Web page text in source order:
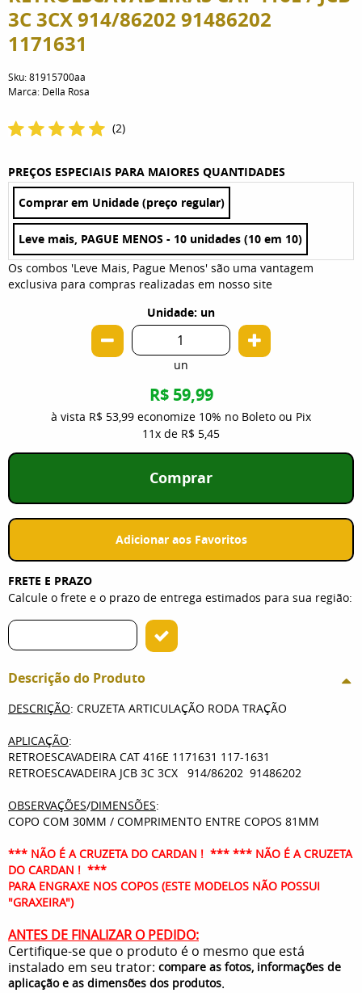
3C 3CX 914/86202 91486202
1171631
Sku:81915700aa
Marca: Della Rosa
(2)
PREÇOS ESPECIAIS PARA MAIORES QUANTIDADES
Comprar em Unidade (preço regular)
Leve mais, PAGUE MENOS - 10 unidades (10 em 10)
Os combos 'Leve Mais, Pague Menos' são uma vantagem
exclusiva para compras realizadas em nosso site
Unidade: un
un
R$ 59,99
à vista R$ 53,99 economize 10% no Boleto ou Pix
11x de R$ 5,45
Comprar
Adicionar aos Favoritos
FRETE E PRAZO
Calcule o frete e o prazo de entrega estimados para sua região:
Descrição do Produto
DESCRIÇÃO: CRUZETA ARTICULAÇÃO RODA TRAÇÃO
APLICAÇÃO:
RETROESCAVADEIRA CAT 416E 1171631 117-1631
RETROESCAVADEIRA JCB 3C 3CX 914/86202 91486202
OBSERVAÇÕES/DIMENSÕES:
COPO COM 30MM / COMPRIMENTO ENTRE COPOS 81MM
*** NÃO É A CRUZETA DO CARDAN ! *** *** NÃO É A CRUZETA
DO CARDAN ! ***
PARA ENGRAXE NOS COPOS (ESTE MODELOS NÃO POSSUI
"GRAXEIRA")
ANTES DE FINALIZAR O PEDIDO:
Certifique-se que o produto é o mesmo que está
instalado em seu trator: compare as fotos, informações de
aplicação e as dimensões dos produtos.